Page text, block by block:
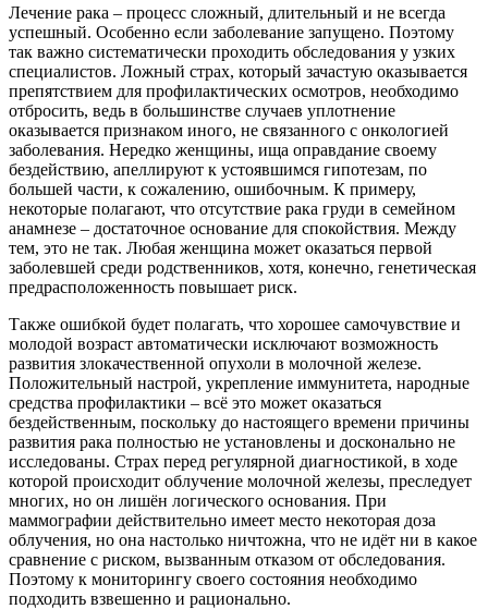
Лечение рака – процесс сложный, длительный и не всегда
успешный. Особенно если заболевание запущено. Поэтому
так важно систематически проходить обследования у узких
специалистов. Ложный страх, который зачастую оказывается
препятствием для профилактических осмотров, необходимо
отбросить, ведь в большинстве случаев уплотнение
оказывается признаком иного, не связанного с онкологией
заболевания. Нередко женщины, ища оправдание своему
бездействию, апеллируют к устоявшимся гипотезам, по
большей части, к сожалению, ошибочным. К примеру,
некоторые полагают, что отсутствие рака груди в семейном
анамнезе – достаточное основание для спокойствия. Между
тем, это не так. Любая женщина может оказаться первой
заболевшей среди родственников, хотя, конечно, генетическая
предрасположенность повышает риск.
Также ошибкой будет полагать, что хорошее самочувствие и
молодой возраст автоматически исключают возможность
развития злокачественной опухоли в молочной железе.
Положительный настрой, укрепление иммунитета, народные
средства профилактики – всё это может оказаться
бездейственным, поскольку до настоящего времени причины
развития рака полностью не установлены и досконально не
исследованы. Страх перед регулярной диагностикой, в ходе
которой происходит облучение молочной железы, преследует
многих, но он лишён логического основания. При
маммографии действительно имеет место некоторая доза
облучения, но она настолько ничтожна, что не идёт ни в какое
сравнение с риском, вызванным отказом от обследования.
Поэтому к мониторингу своего состояния необходимо
подходить взвешенно и рационально.